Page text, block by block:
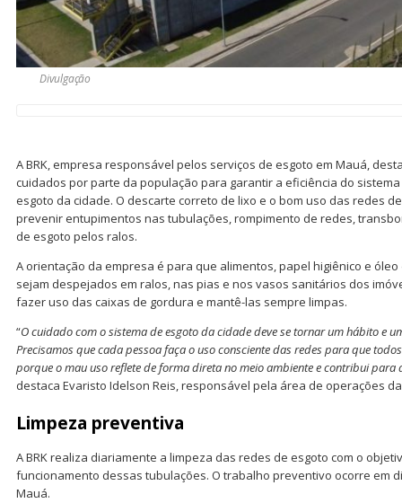
Divulgação
A BRK, empresa responsável pelos serviços de esgoto em Mauá,
cuidados por parte da população para garantir a eficiência do
esgoto da cidade. O descarte correto de lixo e o bom uso das redes
prevenir entupimentos nas tubulações, rompimento de redes,
de esgoto pelos ralos.
A orientação da empresa é para que alimentos, papel higiênico e
sejam despejados em ralos, nas pias e nos vasos sanitários dos
fazer uso das caixas de gordura e mantê-las sempre limpas.
“O cuidado com o sistema de esgoto da cidade deve se tornar um hábito e
Precisamos que cada pessoa faça o uso consciente das redes para que
porque o mau uso reflete de forma direta no meio ambiente e contribui para
destaca Evaristo Idelson Reis, responsável pela área de operações da
Limpeza preventiva
A BRK realiza diariamente a limpeza das redes de esgoto com o
funcionamento dessas tubulações. O trabalho preventivo ocorre em
Mauá.